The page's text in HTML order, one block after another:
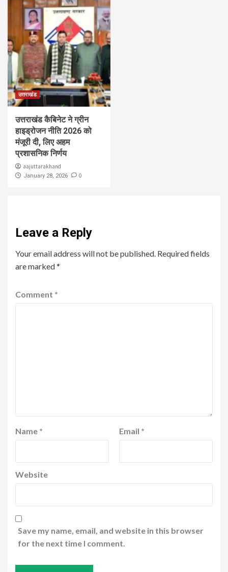
उत्तराखंड
उत्तराखंड कैबिनेट ने ग्रीन
हाइड्रोजन नीति 2026 को
मंजूरी दी, लिए अहम
प्रशासनिक निर्णय
aajuttarakhand
January 28, 2026 0
Leave a Reply
Your email address will not be published. Required fields
are marked*
Comment *
Name * Email *
Website
Save my name, email, and website in this browser
for the next time I comment.